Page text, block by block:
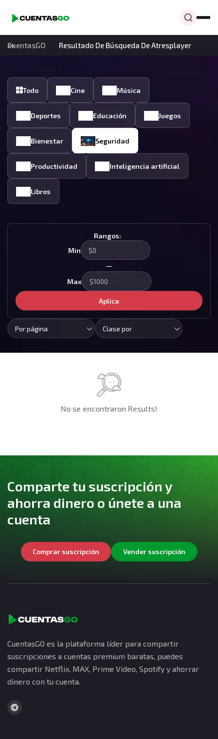
CuentasGO Resultado De Búsqueda De Atresplayer
Todo Cine Música
Deportes Educación Juegos
Bienestar Seguridad
Productividad Inteligencia artificial
Libros
Rangos:
Min
—
Max
Aplica
Por página Clase por
No se encontraron Results!
Comparte tu suscripción y
ahorra dinero o únete a una
cuenta
Comprar suscripción Vender suscripción
CuentasGO es la plataforma líder para compartir
suscripciones a cuentas premium baratas, puedes
compartir Netflix, MAX, Prime Video, Spotify y ahorrar
dinero con tu cuenta.